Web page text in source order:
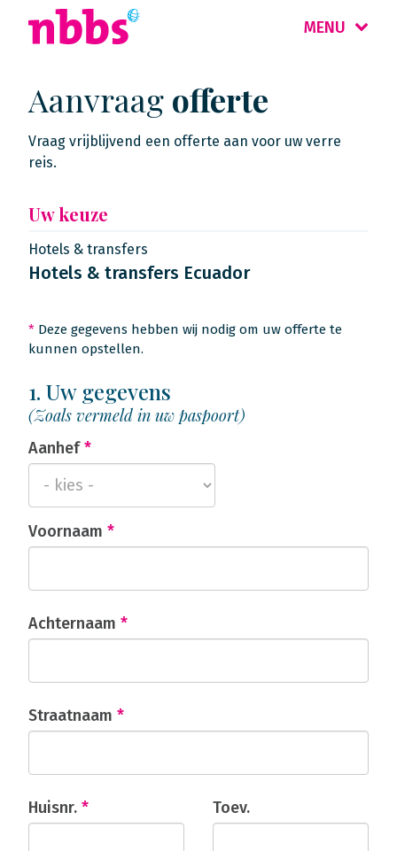
MENU
Aanvraag offerte
Vraag vrijblijvend een offerte aan voor uw verre
reis.
Uw keuze
Hotels & transfers
Hotels & transfers Ecuador
* Deze gegevens hebben wij nodig om uw offerte te
kunnen opstellen.
1. Uw gegevens
(Zoals vermeld in uw paspoort)
Aanhef*
Voornaam *
Achternaam *
Straatnaam *
Huisnr. * Toev.